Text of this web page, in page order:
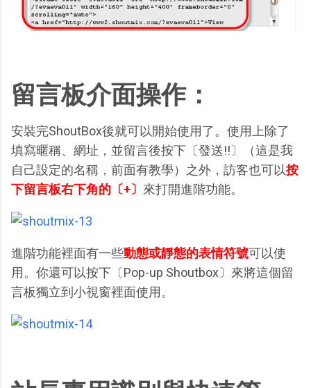
留言板介面操作：
安裝完ShoutBox後就可以開始使用了。使用上除了
填寫暱稱、網址，並留言後按下〔發送!!〕（這是我
自己設定的名稱，前面有教學）之外，訪客也可以按
下留言板右下角的〔+〕 來打開進階功能。
進階功能裡面有一些動態或靜態的表情符號可以使
用。你還可以按下〔Pop-up Shoutbox〕來將這個留
言板獨立到小視窗裡面使用。